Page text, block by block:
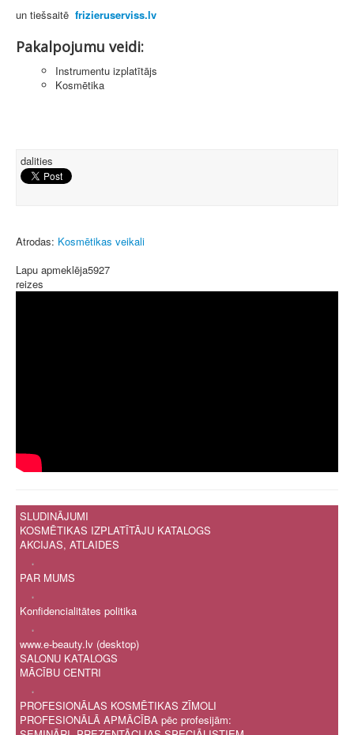
un tiešsaitē frizieruserviss.lv
Pakalpojumu veidi:
Instrumentu izplatītājs
Kosmētika
dalities
Atrodas: Kosmētikas veikali
Lapu apmeklēja5927
reizes
SLUDINĀJUMI
KOSMĒTIKAS IZPLATĪTĀJU KATALOGS
AKCIJAS, ATLAIDES
.
PAR MUMS
.
Konfidencialitātes politika
.
www.e-beauty.lv (desktop)
SALONU KATALOGS
MĀCĪBU CENTRI
.
PROFESIONĀLAS KOSMĒTIKAS ZĪMOLI
PROFESIONĀLĀ APMĀCĪBA pēc profesijām: